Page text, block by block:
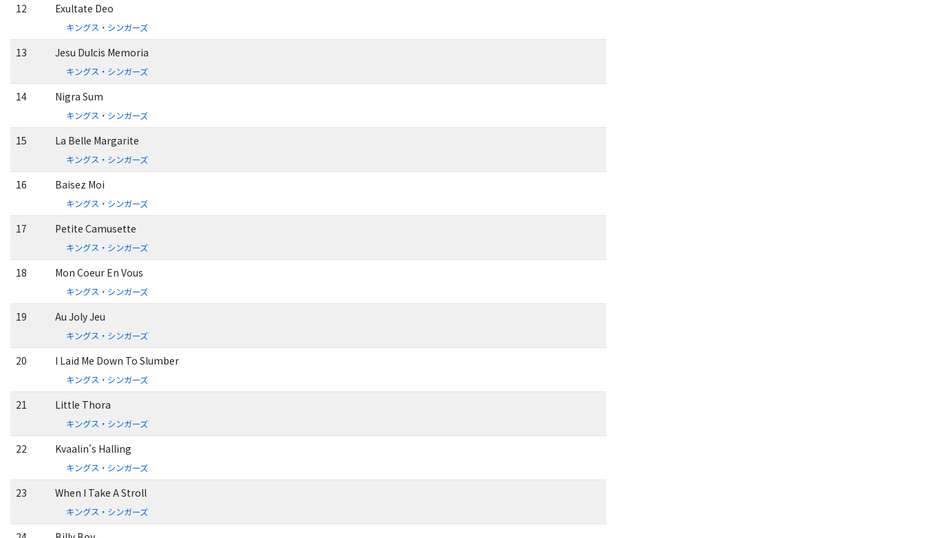
12 Exultate Deo
キングス・シンガーズ
13 Jesu Dulcis Memoria
キングス・シンガーズ
14 Nigra Sum
キングス・シンガーズ
15 La Belle Margarite
キングス・シンガーズ
16 Baisez Moi
キングス・シンガーズ
17 Petite Camusette
キングス・シンガーズ
18 Mon Coeur En Vous
キングス・シンガーズ
19 Au Joly Jeu
キングス・シンガーズ
20 I Laid Me Down To Slumber
キングス・シンガーズ
21 Little Thora
キングス・シンガーズ
22 Kvaalin's Halling
キングス・シンガーズ
23 When I Take A Stroll
キングス・シンガーズ